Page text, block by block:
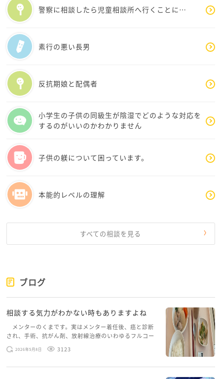
ように感じます。
特に気になったのは
いるという部分です。
子どもが親に対して「話し合いは成立しない」と学習
めやすくなります。
娘さんが「操縦法」を身につけたのも、生き抜くため
息子さんについても、
お母さんには愚痴や弱音を言う
お父さんには言わない
というのは、お母さんを信頼しているからこそ見せら
れる姿とも考えられます。
もちろん八つ当たりは困りますが、「本音を出せる安
全な相手」がいること自体は、思春期の子どもにとっ
て大切なことです。
「あなたはどう思う？」
と、本人の考えを尊重する機会を増やすことではない
でしょうか。
長年続いてきた関係性は、本人が変わる意思を持たな
い限り、周囲の努力だけで変えるのは難しいもので
「夫をどう変えるか」よりも、
「子どもたちが父親の言動をそのまま真実だと思い込
まないよう支える」
「家庭の中に安心して話せる場所を残す」
警察に相談したら児童相談所へ行くことに…
素行の悪い長男
反抗期娘と配偶者
小学生の子供の同級生が陰湿でどのような対応を
するのがいいのかわかりません
子供の躾について困っています。
本能的レベルの理解
すべての相談を見る
ブログ
相談する気力がわかない時もありますよね
メンターのくまです。実はメンター着任後、癌と診断
され、手術、抗がん剤、放射線治療のいわゆるフルコー
スを体験していて、しばらくメンターカフェに来られて
いませんでした。体力だけでなく、気力も落ちパソコン
2026年5月8日 3123